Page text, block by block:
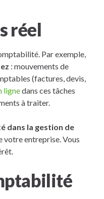
réel
Par exemple,
: mouvements de
(factures, devis,
lignedans ces tâches
à traiter.
dans la gestion de
votre entreprise. Vous